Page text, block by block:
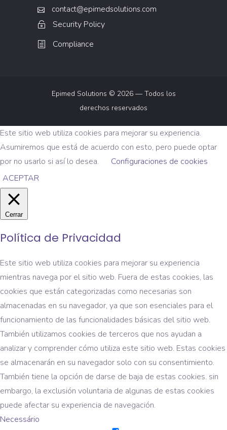
contact@epimedsolutions.com
Security Policy
Compliance
Epimed Solutions © 2026 — Todos los
derechos reservados
Este sitio web utiliza cookies para mejorar su experiencia.
Asumiremos que está de acuerdo con esto, pero puede optar
por no usarlo si así lo desea.
Configuraciones de cookies
ACEPTAR
Cerrar
Política de Privacidad
Este sitio web utiliza cookies para mejorar su experiencia
mientras navega por el sitio web. Fuera de estas cookies, las
cookies que están categorizadas como necesarias son
almacenadas en su navegador, ya que son esenciales para el
funcionamiento de las funcionalidades básicas del sitio web.
También utilizamos cookies de terceros que nos ayudan a
analizar y comprender cómo utiliza este sitio web. Estas cookies
se almacenarán en su navegador solo con su consentimiento.
También tiene la opción de darse de baja de estas cookies. sin
embargo, la exclusión voluntaria de algunas de estas cookies
puede afectar su experiencia de navegación.
Necessário